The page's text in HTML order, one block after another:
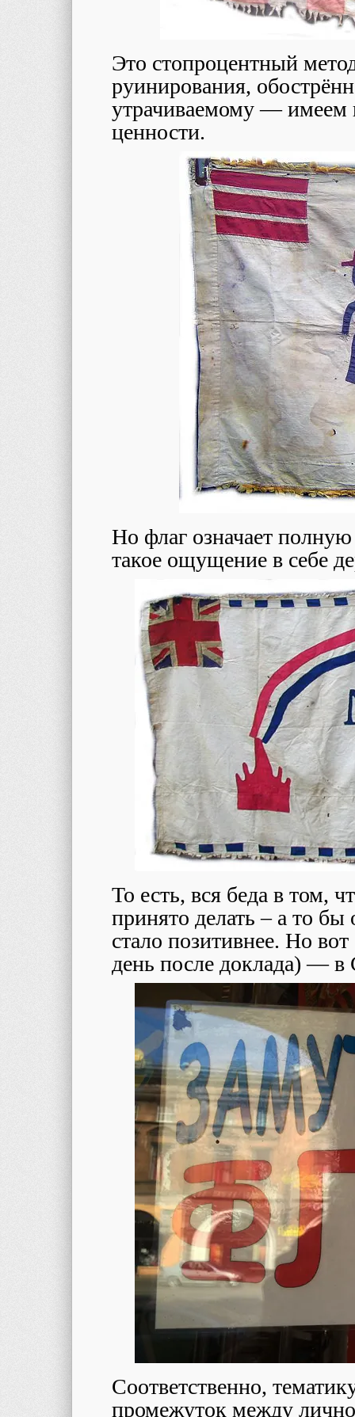
Это стопроцентный
руинирования,
утрачиваемому ―
ценности.
Но флаг означает
такое ощущение в себе
То есть, вся беда в том,
принято делать – а то
стало позитивнее. Но
день после доклада) ―
Соответственно,
промежуток между